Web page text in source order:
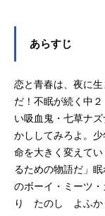
あらすじ
恋と青春は、夜に
だ！不眠が続く中
い吸血鬼・七草ナ
かししてみろよ。
命を大きく変えて
るための物語だ」
のボーイ・ミーツ
り たのし よふか